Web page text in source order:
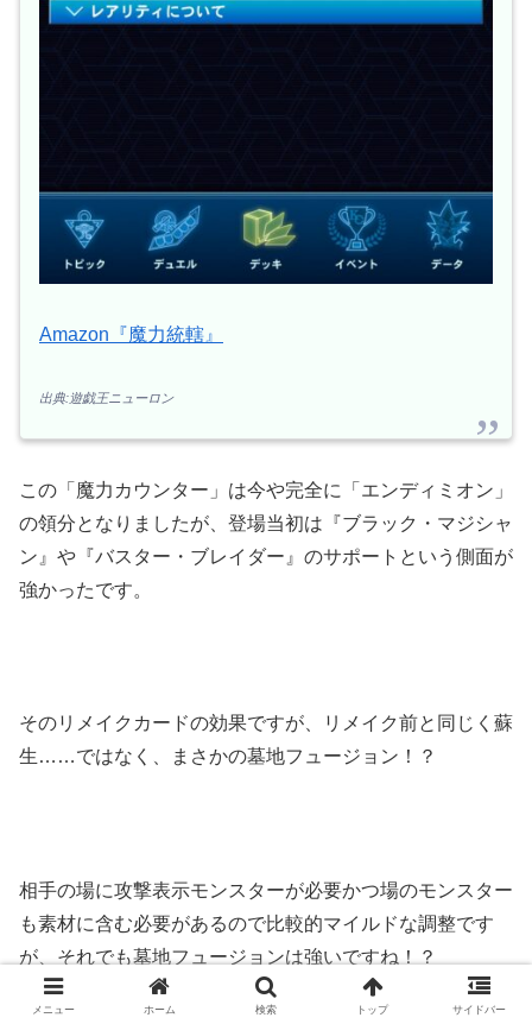
Amazon『魔力統轄』
出典:遊戯王ニューロン
この「魔力カウンター」は今や完全に「エンディミオン」
の領分となりましたが、登場当初は『ブラック・マジシャ
ン』や『バスター・ブレイダー』のサポートという側面が
強かったです。
そのリメイクカードの効果ですが、リメイク前と同じく蘇
生……ではなく、まさかの墓地フュージョン！？
相手の場に攻撃表示モンスターが必要かつ場のモンスター
も素材に含む必要があるので比較的マイルドな調整です
が、それでも墓地フュージョンは強いですね！？
メニュー ホーム 検索 トップ サイドバー